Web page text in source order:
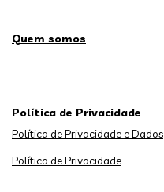
Quem somos
Política de Privacidade
Política de Privacidade e Dados
Política de Privacidade